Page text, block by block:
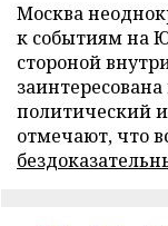
Москва
к событиям на
стороной
политический
отмечают, что